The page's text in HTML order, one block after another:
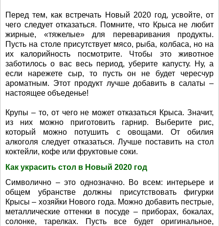
Перед тем, как встречать Новый 2020 год, усвойте, от
чего следует отказаться. Помните, что Крыса не любит
жирные, «тяжелые» для переваривания продукты.
Пусть на столе присутствует мясо, рыба, колбаса, но на
их калорийность посмотрите. Чтобы это животное
заботилось о вас весь период, уберите капусту. Ну, а
если нарежете сыр, то пусть он не будет чересчур
ароматным. Этот продукт лучше добавить в салаты –
настоящее объеденье!
Крупы – то, от чего не может отказаться Крыса. Значит,
из них можно приготовить гарнир. Выберите рис,
который можно потушить с овощами. От обилия
алкоголя следует отказаться. Лучше поставить на стол
коктейли, кофе или фруктовые соки.
Как украсить стол в Новый 2020 год
Символично – это однозначно. Во всем: интерьере и
общем убранстве должны присутствовать фигурки
Крысы – хозяйки Нового года. Можно добавить пестрые,
металлические оттенки в посуде – приборах, бокалах,
солонке, тарелках. Пусть все будет оригинальное,